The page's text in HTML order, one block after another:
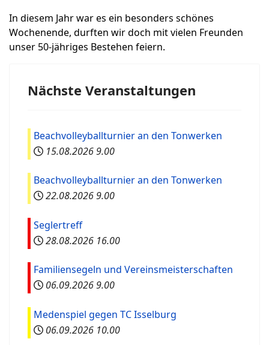
In diesem Jahr war es ein besonders schönes
Wochenende, durften wir doch mit vielen Freunden
unser 50-jähriges Bestehen feiern.
Nächste Veranstaltungen
Beachvolleyballturnier an den Tonwerken
15.08.20269.00
Beachvolleyballturnier an den Tonwerken
22.08.20269.00
Seglertreff
28.08.2026 16.00
Familiensegeln und Vereinsmeisterschaften
06.09.20269.00
Medenspiel gegen TC Isselburg
06.09.2026 10.00